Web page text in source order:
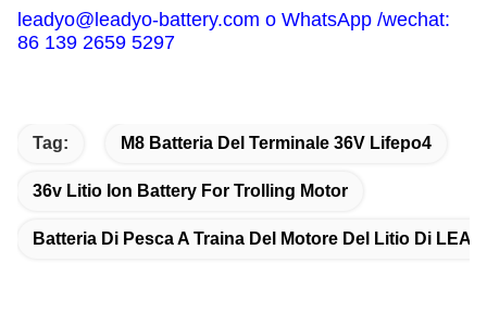
leadyo@leadyo-battery.com o WhatsApp /wechat:
86 139 2659 5297
Tag: M8 Batteria Del Terminale 36V Lifepo4
36v Litio Ion Battery For Trolling Motor
Batteria Di Pesca A Traina Del Motore Del Litio Di